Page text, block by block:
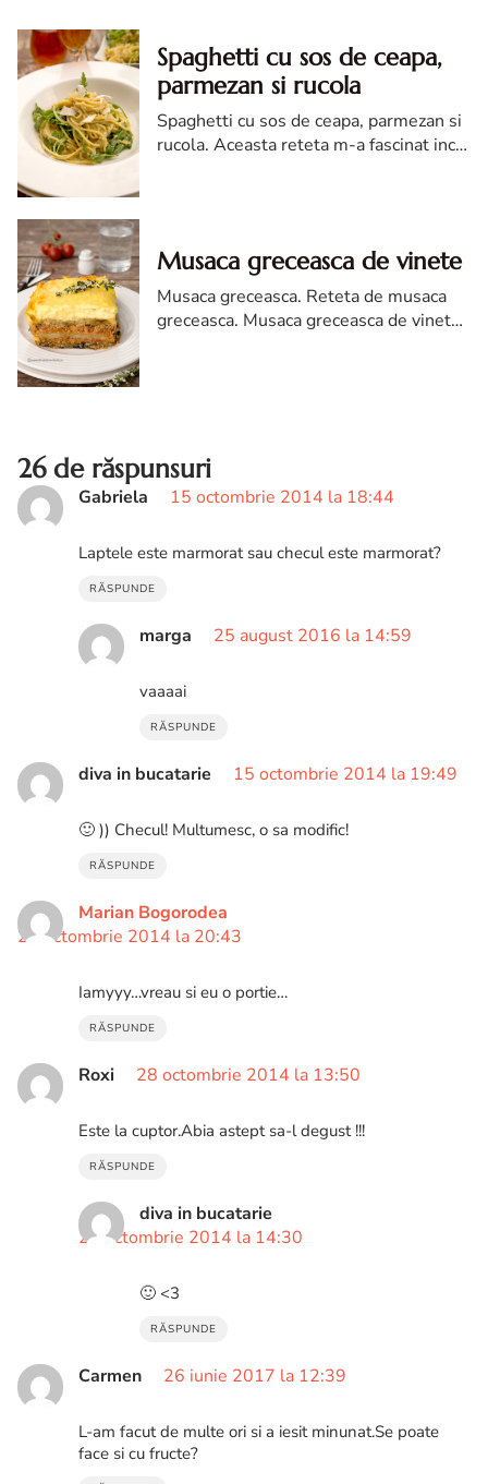
Spaghetti cu sos de ceapa,
parmezan si rucola
Spaghetti cu sos de ceapa, parmezan si
rucola. Aceasta reteta m-a fascinat inca
Musaca greceasca de vinete
Musaca greceasca. Reteta de musaca
greceasca. Musaca greceasca de vinete
26 de răspunsuri
Gabriela 15 octombrie 2014 la 18:44
Laptele este marmorat sau checul este marmorat?
RĂSPUNDE
marga 25 august 2016 la 14:59
vaaaai
RĂSPUNDE
diva in bucatarie 15 octombrie 2014 la 19:49
🙂 )) Checul! Multumesc, o sa modific!
RĂSPUNDE
Marian Bogorodea
26 octombrie 2014 la 20:43
Iamyyy…vreau si eu o portie…
RĂSPUNDE
Roxi 28 octombrie 2014 la 13:50
Este la cuptor.Abia astept sa-l degust !!!
RĂSPUNDE
diva in bucatarie
28 octombrie 2014 la 14:30
🙂 <3
RĂSPUNDE
Carmen 26 iunie 2017 la 12:39
L-am facut de multe ori si a iesit minunat.Se poate
face si cu fructe?